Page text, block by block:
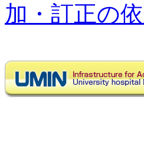
加・訂正の依